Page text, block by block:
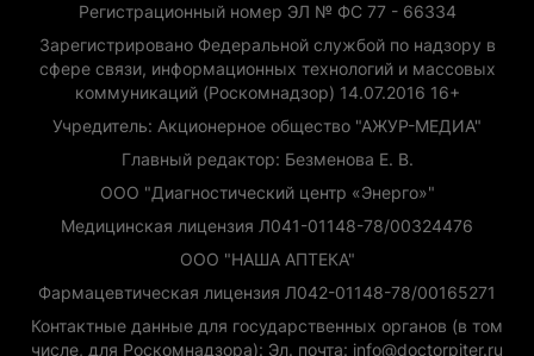
Регистрационный номер ЭЛ № ФС 77 - 66334
Зарегистрировано Федеральной службой по надзору в
сфере связи, информационных технологий и массовых
коммуникаций (Роскомнадзор) 14.07.2016 16+
Учредитель: Акционерное общество "АЖУР-МЕДИА"
Главный редактор: Безменова Е. В.
ООО "Диагностический центр «Энерго»"
Медицинская лицензия Л041-01148-78/00324476
ООО "НАША АПТЕКА"
Фармацевтическая лицензия Л042-01148-78/00165271
Контактные данные для государственных органов (в том
числе, для Роскомнадзора): Эл. почта: info@doctorpiter.ru